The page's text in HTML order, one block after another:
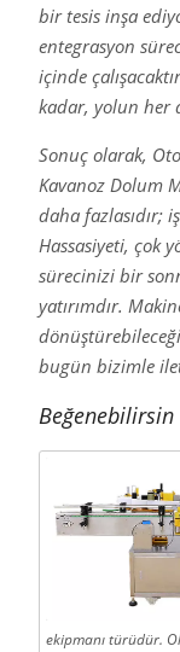
bir tesis inşa
entegrasyon
içinde
kadar, yolun her
Sonuç olarak,
Kavanoz Dolum
daha fazlasıdır;
Hassasiyeti, çok
sürecinizi bir
yatırımdır.
bugün bizimle
Beğenebilirsin
ekipmanı türüdür.